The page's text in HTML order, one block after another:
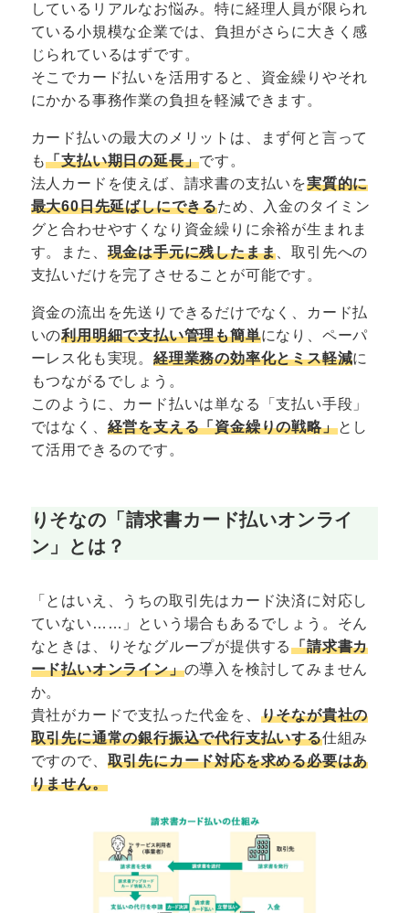
しているリアルなお悩み。特に経理人員が限られ
ている小規模な企業では、負担がさらに大きく感
じられているはずです。
そこでカード払いを活用すると、資金繰りやそれ
にかかる事務作業の負担を軽減できます。
カード払いの最大のメリットは、まず何と言って
も「支払い期日の延長」です。
法人カードを使えば、請求書の支払いを実質的に
最大60日先延ばしにできるため、入金のタイミン
グと合わせやすくなり資金繰りに余裕が生まれま
す。また、 現金は手元に残したまま 、取引先への
支払いだけを完了させることが可能です。
資金の流出を先送りできるだけでなく、カード払
いの利用明細で支払い管理も簡単になり、ペーパ
ーレス化も実現。 経理業務の効率化とミス軽減に
もつながるでしょう。
このように、カード払いは単なる「支払い手段」
ではなく、 経営を支える「資金繰りの戦略」とし
て活用できるのです。
りそなの「請求書カード払いオンライ
ン」とは？
「とはいえ、うちの取引先はカード決済に対応し
ていない……」という場合もあるでしょう。そん
なときは、りそなグループが提供する「請求書カ
ード払いオンライン」の導入を検討してみません
か。
貴社がカードで支払った代金を、 りそなが貴社の
取引先に通常の銀行振込で代行支払いする仕組み
ですので、 取引先にカード対応を求める必要はあ
りません。